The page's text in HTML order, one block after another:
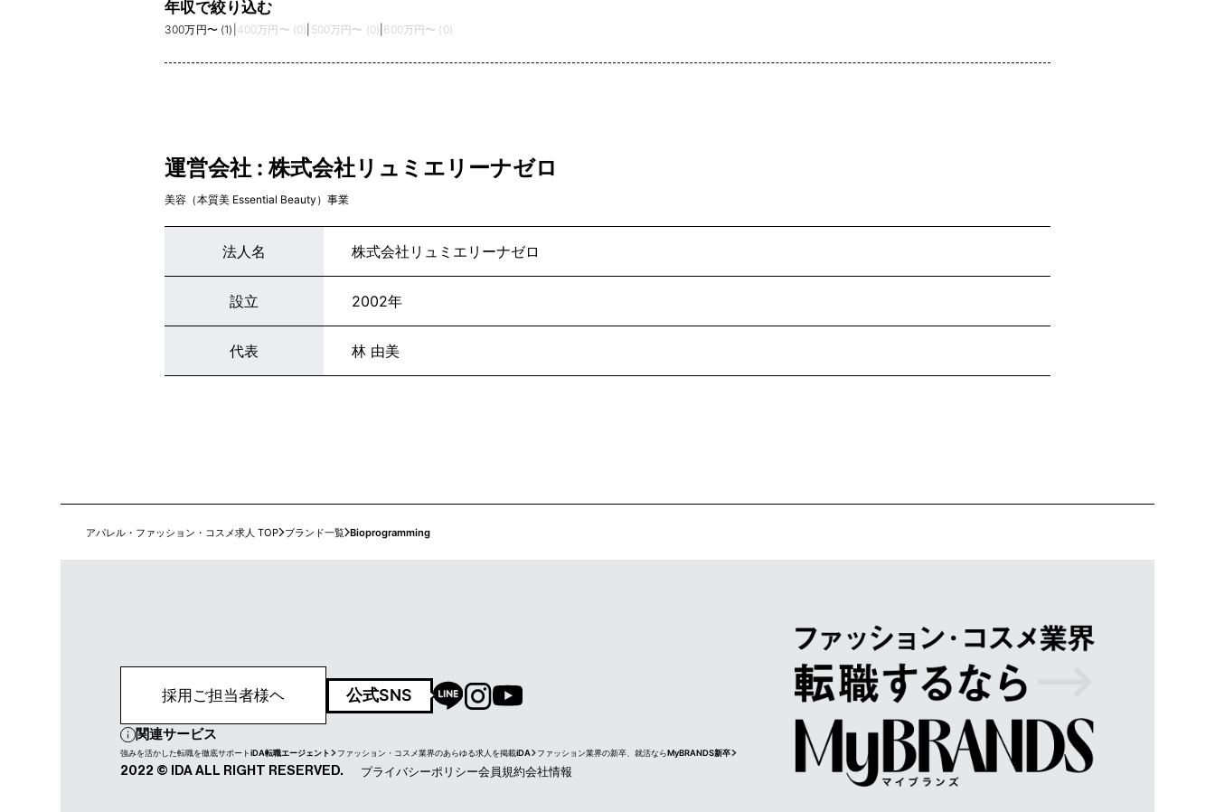
年収で絞り込む
300万円〜 (1) 400万円〜 (0) 500万円〜 (0) 600万円〜 (0)
運営会社 : 株式会社リュミエリーナゼロ
美容（本質美 Essential Beauty）事業
法人名 株式会社リュミエリーナゼロ
設立 2002年
代表 林 由美
アパレル・ファッション・コスメ求人 TOP ブランド一覧 Bioprogramming
採用ご担当者様ヘ 公式SNS
関連サービス
強みを活かした転職を徹底サポートiDA転職エージェント ファッション・コスメ業界のあらゆる求人を掲載iDA ファッション業界の新卒、就活ならMyBRANDS新卒
2022 © IDA ALL RIGHT RESERVED. プライバシーポリシー会員規約会社情報